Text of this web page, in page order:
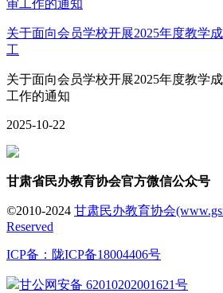
关于面向会员学校开展2025年度教学
工
关于面向会员学校开展2025年度教学
工作的通知
2025-10-22
甘肃省民办教育协会官方微信公众号
©2010-2024 甘肃民办教育协会
Reserved
ICP备：陇ICP备18004406号
甘公网安备 62010202001621号